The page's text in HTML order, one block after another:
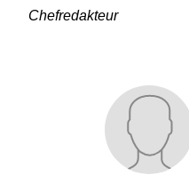
Chefredakteur